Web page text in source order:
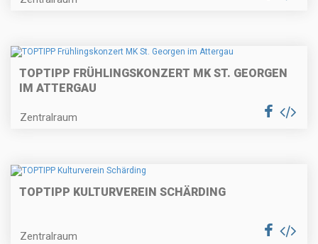
TOPTIPP FRÜHLINGSKONZERT MK ST. GEORGEN
IM ATTERGAU
Zentralraum
TOPTIPP KULTURVEREIN SCHÄRDING
Zentralraum